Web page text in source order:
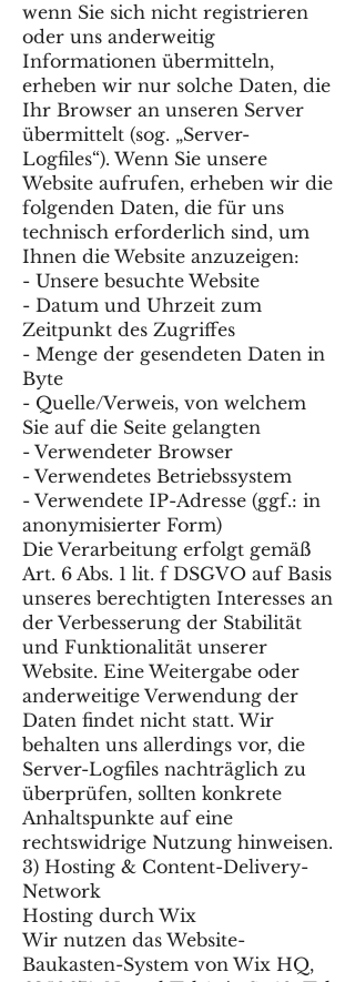
wenn Sie sich nicht registrieren
oder uns anderweitig
Informationen übermitteln,
erheben wir nur solche Daten, die
Ihr Browser an unseren Server
übermittelt (sog. „Server-
Logfiles“). Wenn Sie unsere
Website aufrufen, erheben wir die
folgenden Daten, die für uns
technisch erforderlich sind, um
Ihnen die Website anzuzeigen:
- Unsere besuchte Website
- Datum und Uhrzeit zum
Zeitpunkt des Zugriffes
- Menge der gesendeten Daten in
Byte
- Quelle/Verweis, von welchem
Sie auf die Seite gelangten
- Verwendeter Browser
- Verwendetes Betriebssystem
- Verwendete IP-Adresse (ggf.: in
anonymisierter Form)
Die Verarbeitung erfolgt gemäß
Art. 6 Abs. 1 lit. f DSGVO auf Basis
unseres berechtigten Interesses an
der Verbesserung der Stabilität
und Funktionalität unserer
Website. Eine Weitergabe oder
anderweitige Verwendung der
Daten findet nicht statt. Wir
behalten uns allerdings vor, die
Server-Logfiles nachträglich zu
überprüfen, sollten konkrete
Anhaltspunkte auf eine
rechtswidrige Nutzung hinweisen.
3) Hosting & Content-Delivery-
Network
Hosting durch Wix
Wir nutzen das Website-
Baukasten-System von Wix HQ,